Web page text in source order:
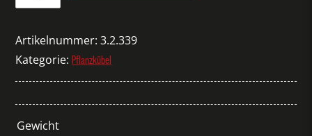
Eiche
Artikelnummer:3.2.339
Kategorie:Pflanzkübel
Gewicht